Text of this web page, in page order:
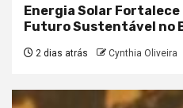
Energia Solar Fortalece
Futuro Sustentável no
2 dias atrás Cynthia Oliveira